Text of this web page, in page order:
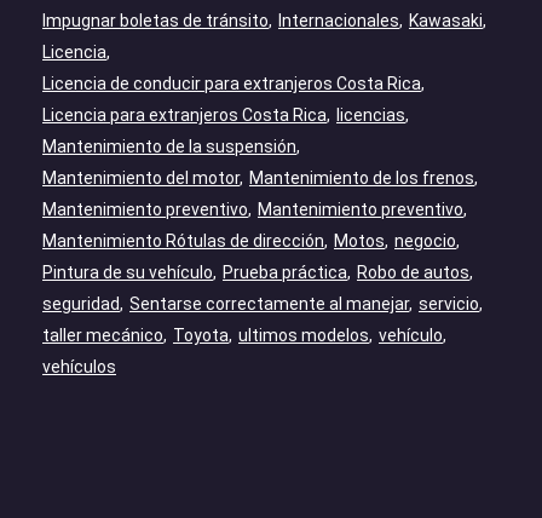
Impugnar boletas de tránsito
Internacionales
Kawasaki
Licencia
Licencia de conducir para extranjeros Costa Rica
Licencia para extranjeros Costa Rica
licencias
Mantenimiento de la suspensión
Mantenimiento del motor
Mantenimiento de los frenos
Mantenimiento preventivo
Mantenimiento preventivo
Mantenimiento Rótulas de dirección
Motos negocio
Pintura de su vehículo
Prueba práctica
Robo de autos
seguridad
Sentarse correctamente al manejar servicio
taller mecánico
Toyota ultimos modelos vehículo
vehículos